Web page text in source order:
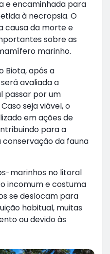
e encaminhada para
à necropsia. O
causa da morte e
sobre as
marinho.
Biota, após a
avaliada a
passar por um
seja viável, o
em ações de
para a
da fauna
marinhos no litoral
incomum e costuma
se deslocam para
habitual, muitas
ou devido às